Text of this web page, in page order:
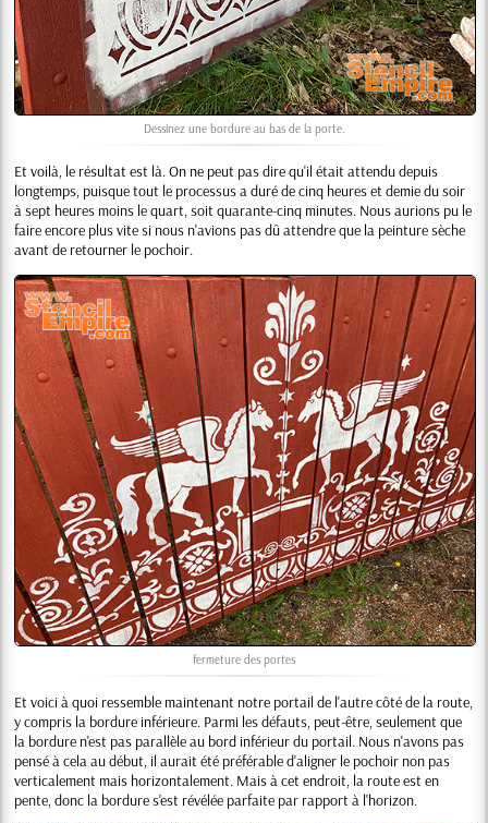
Dessinez une bordure au bas de la porte.
Et voilà, le résultat est là. On ne peut pas dire qu'il était attendu depuis
longtemps, puisque tout le processus a duré de cinq heures et demie du soir
à sept heures moins le quart, soit quarante-cinq minutes. Nous aurions pu le
faire encore plus vite si nous n'avions pas dû attendre que la peinture sèche
avant de retourner le pochoir.
fermeture des portes
Et voici à quoi ressemble maintenant notre portail de l'autre côté de la route,
y compris la bordure inférieure. Parmi les défauts, peut-être, seulement que
la bordure n'est pas parallèle au bord inférieur du portail. Nous n'avons pas
pensé à cela au début, il aurait été préférable d'aligner le pochoir non pas
verticalement mais horizontalement. Mais à cet endroit, la route est en
pente, donc la bordure s'est révélée parfaite par rapport à l'horizon.